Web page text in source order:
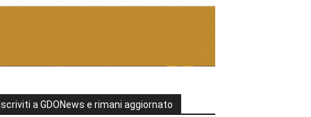
a GDONews e rimani aggiornato